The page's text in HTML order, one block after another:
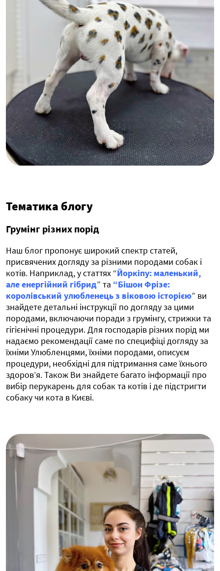
Тематика блогу
Грумінг різних порід
Наш блог пропонує широкий спектр статей,
присвячених догляду за різними породами собак і
котів. Наприклад, у статтях “Йоркіпу: маленький,
але енергійний гібрид” та “Бішон Фрізе:
королівський улюбленець з віковою історією” ви
знайдете детальні інструкції по догляду за цими
породами, включаючи поради з грумінгу, стрижки та
гігієнічні процедури. Для господарів різних порід ми
надаємо рекомендації саме по специфіці догляду за
їхніми Улюбленцями, їхніми породами, описуєм
процедури, необхідні для підтримання саме їхнього
здоров’я. Також Ви знайдете багато інформації про
вибір перукарень для собак та котів і де підстригти
собаку чи кота в Києві.